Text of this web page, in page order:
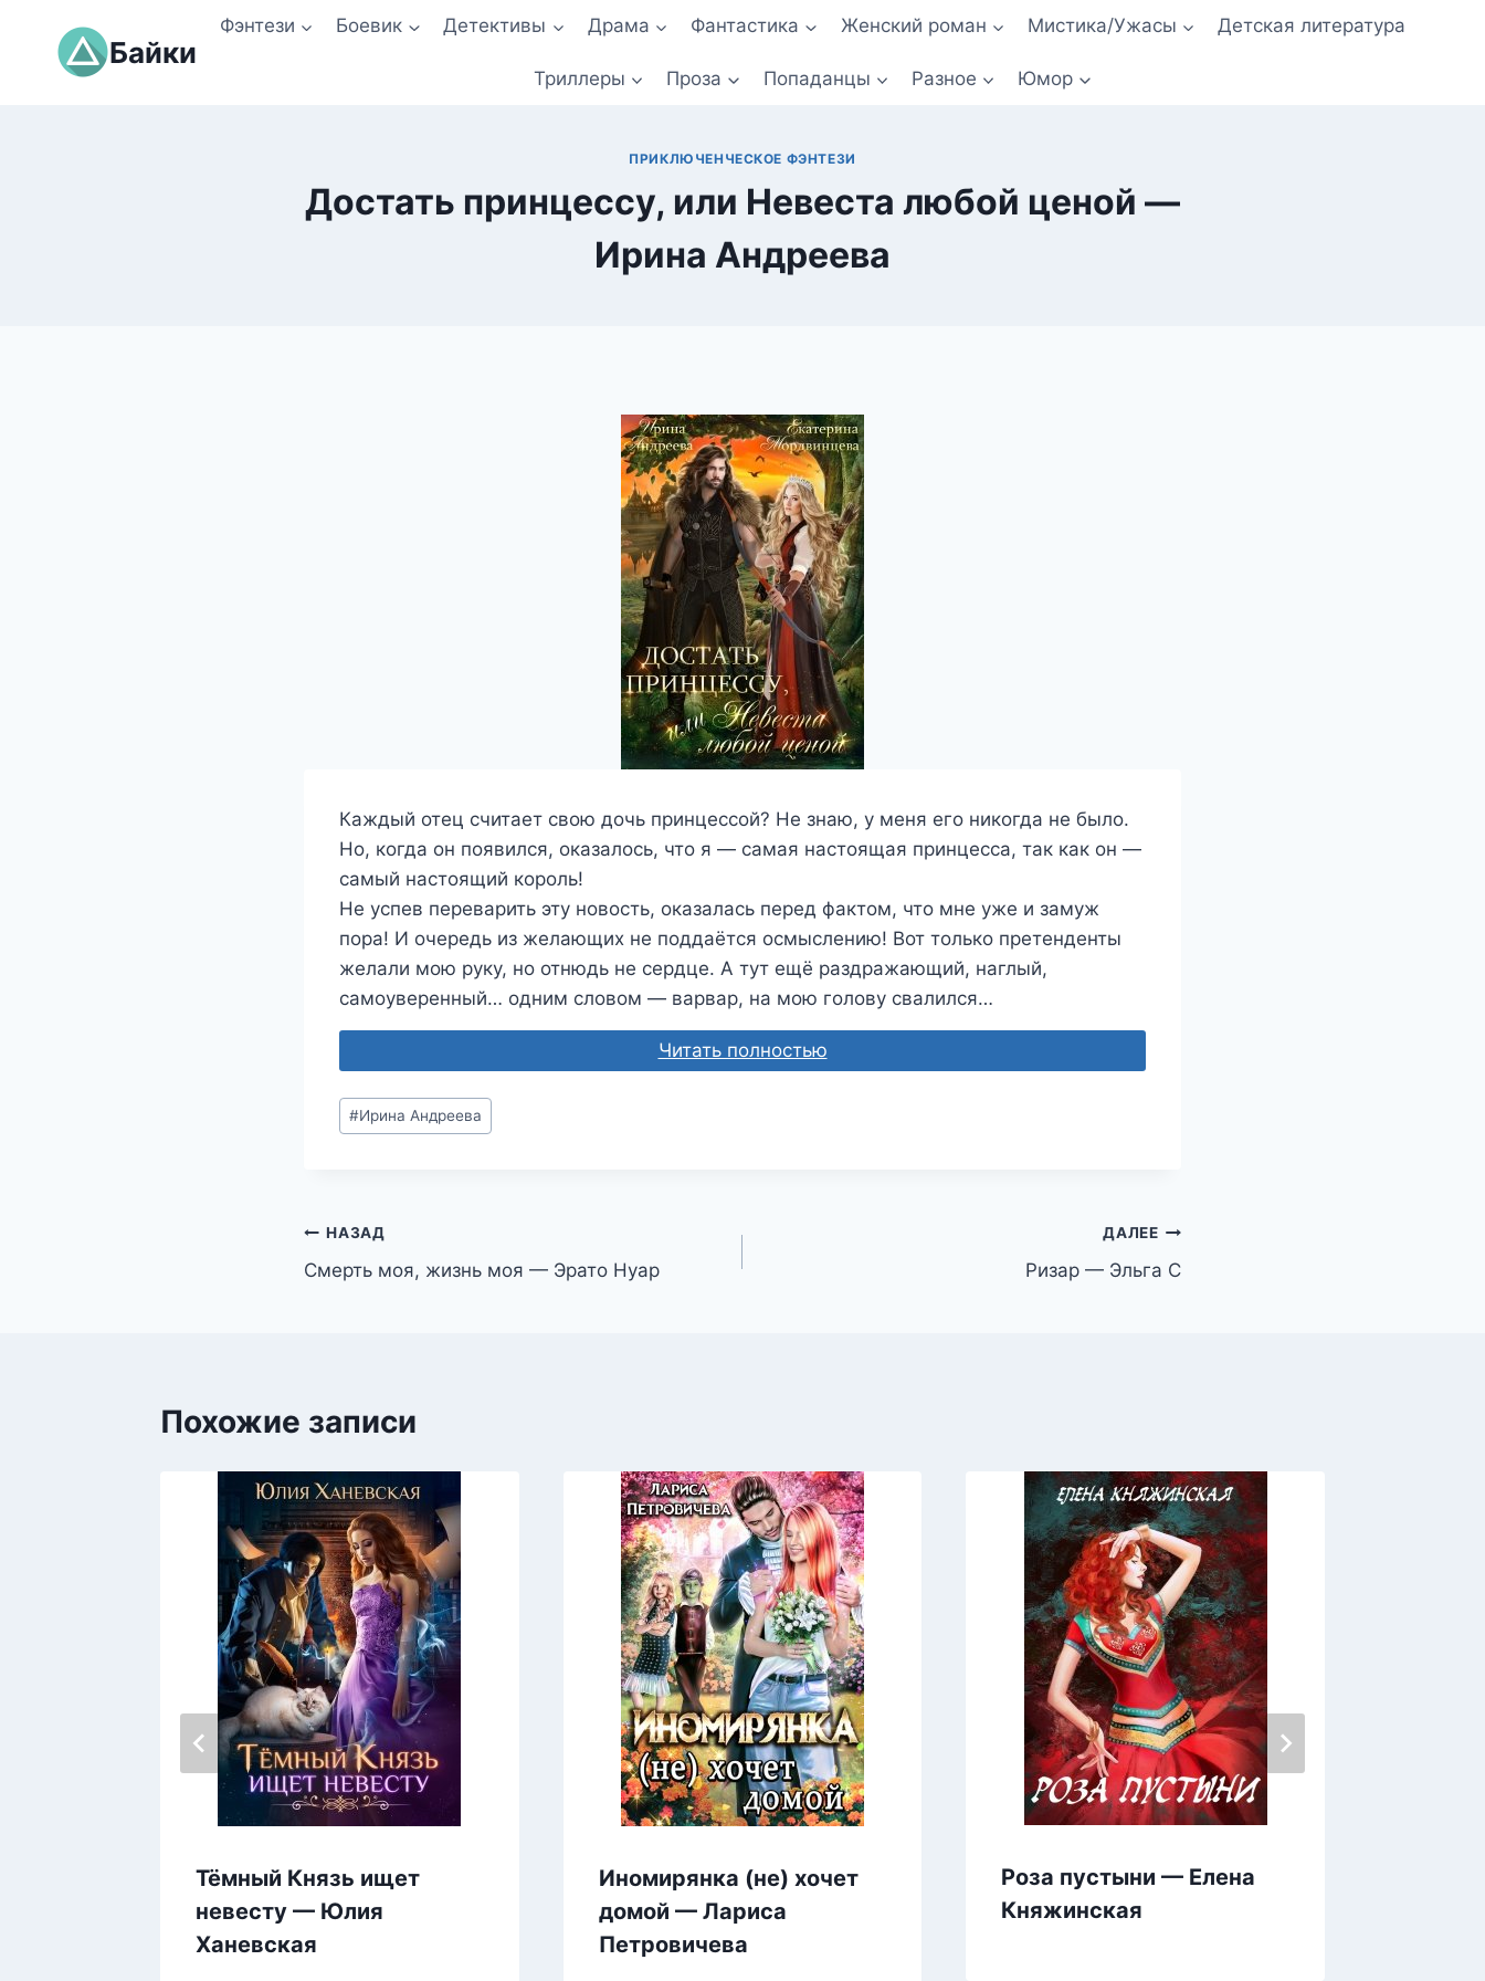
содержимому
Байки
Фэнтези Боевик Детективы Драма Фантастика Женский роман Мистика/Ужасы Детская литература
Триллеры Проза Попаданцы Разное Юмор
ПРИКЛЮЧЕНЧЕСКОЕ ФЭНТЕЗИ
Достать принцессу, или Невеста любой ценой —
Ирина Андреева
Каждый отец считает свою дочь принцессой? Не знаю, у меня его никогда не было.
Но, когда он появился, оказалось, что я — самая настоящая принцесса, так как он —
самый настоящий король!
Не успев переварить эту новость, оказалась перед фактом, что мне уже и замуж
пора! И очередь из желающих не поддаётся осмыслению! Вот только претенденты
желали мою руку, но отнюдь не сердце. А тут ещё раздражающий, наглый,
самоуверенный… одним словом — варвар, на мою голову свалился…
Читать полностью
Метки
записи:
#Ирина Андреева
Навигация
по
НАЗАД
Смерть моя, жизнь моя — Эрато Нуар
ДАЛЕЕ
Ризар — Эльга С
Похожие записи
Тёмный Князь ищет
невесту — Юлия
Ханевская
Иномирянка (не) хочет
домой — Лариса
Петровичева
Роза пустыни — Елена
Княжинская